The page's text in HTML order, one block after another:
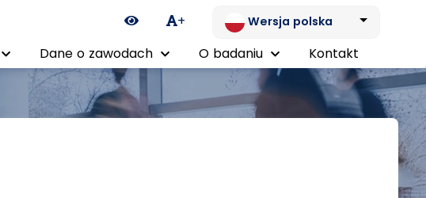
Ikona zmiany kontrastu
+ Wersja polska
Dane o zawodach O badaniu Kontakt